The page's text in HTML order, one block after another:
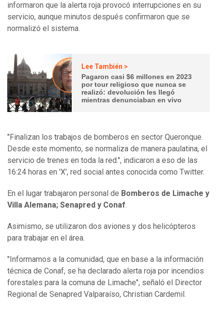
informaron que la alerta roja provocó interrupciones en su
servicio, aunque minutos después confirmaron que se
normalizó el sistema.
Lee También >
Pagaron casi $6 millones en 2023
por tour religioso que nunca se
realizó: devolución les llegó
mientras denunciaban en vivo
"Finalizan los trabajos de bomberos en sector Queronque.
Desde este momento, se normaliza de manera paulatina, el
servicio de trenes en toda la red.", indicaron a eso de las
16:24 horas en 'X', red social antes conocida como Twitter.
En el lugar trabajaron personal de Bomberos de Limache y
Villa Alemana; Senapred y Conaf.
Asimismo, se utilizaron dos aviones y dos helicópteros
para trabajar en el área.
"Informamos a la comunidad, que en base a la información
técnica de Conaf, se ha declarado alerta roja por incendios
forestales para la comuna de Limache", señaló el Director
Regional de Senapred Valparaíso, Christian Cardemil.